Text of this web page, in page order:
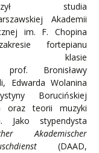
studia
Akademii
im. F. Chopina
fortepianu
klasie
Bronisławy
Edwarda Wolanina
Borucińskiej
oraz teorii muzyki
Jako stypendysta
Akademischer
(DAAD,